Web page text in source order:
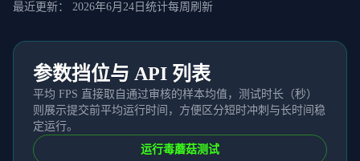
最近更新： 2026年6月24日 统计每周刷新
参数挡位与 API 列表
平均 FPS 直接取自通过审核的样本均值，测试时长（秒）
则展示提交前平均运行时间，方便区分短时冲刺与长时间稳
定运行。
运行毒蘑菇测试